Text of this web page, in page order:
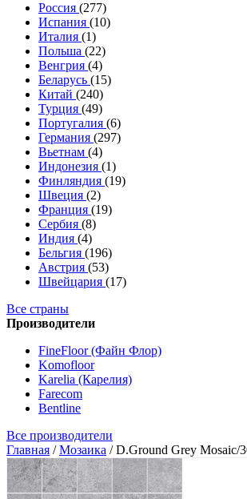
Россия (277)
Испания (10)
Италия (1)
Польша (22)
Венгрия (4)
Беларусь (15)
Китай (240)
Турция (49)
Португалия (6)
Германия (297)
Вьетнам (4)
Индонезия (1)
Финляндия (19)
Швеция (2)
Франция (19)
Сербия (8)
Индия (4)
Бельгия (196)
Австрия (53)
Швейцария (17)
Все страны
Производители
FineFloor (Файн Флор)
Komofloor
Karelia (Карелия)
Farecom
Bentline
Все производители
Главная /Мозаика /D.Ground Grey Mosaic/